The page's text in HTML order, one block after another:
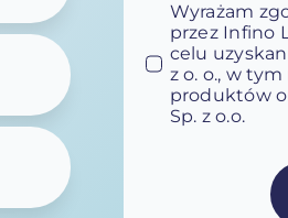
Wyrażam
przez Infino
celu
z o. o., w
produktów
Sp. z o.o.